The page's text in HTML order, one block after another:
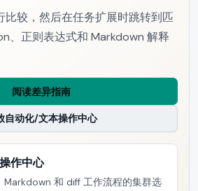
比较，然后在任务扩展时跳转到匹
、正则表达式和 Markdown 解释
阅读差异指南
自动化/文本操作中心
作中心
和 diff 工作流程的集群选